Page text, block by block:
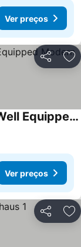
Ver preços
Partilhar
Feel At Home In My Cozy Little Well Equipped Modern Studio :)
Ver preços
Partilhar